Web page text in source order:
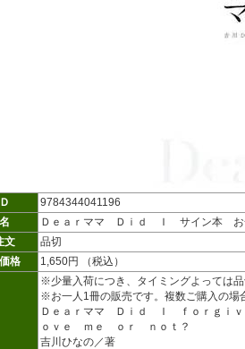
9784344041196
Ｄｅａｒママ Ｄｉｄ Ｉ サイン本 お
文
品切
格
1,650円 （税込）
※少量入荷につき、タイミングよっては品
※お一人1冊の販売です。複数ご購入の場
Ｄｅａｒママ Ｄｉｄ Ｉ ｆｏｒｇｉ
ｏｖｅ ｍｅ ｏｒ ｎｏｔ？
吉川ひなの／著